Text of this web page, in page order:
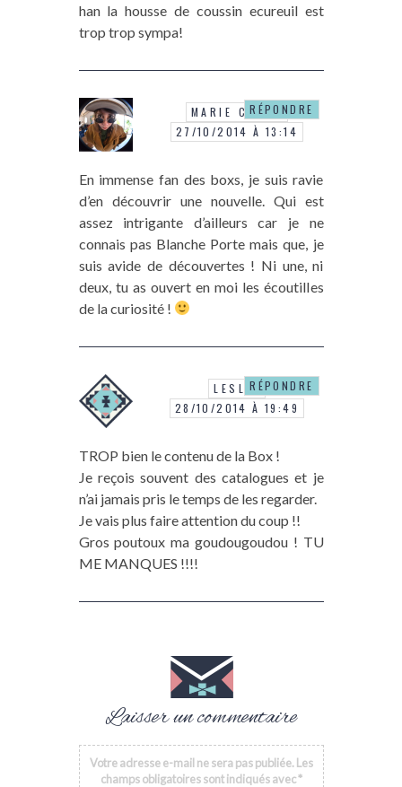
han la housse de coussin ecureuil est
trop trop sympa!
MARIE CARLA
27/10/2014 À 13:14
En immense fan des boxs, je suis ravie
d’en découvrir une nouvelle. Qui est
assez intrigante d’ailleurs car je ne
connais pas Blanche Porte mais que, je
suis avide de découvertes ! Ni une, ni
deux, tu as ouvert en moi les écoutilles
de la curiosité !
RÉPONDRE
LESLIE
28/10/2014 À 19:49
TROP bien le contenu de la Box !
Je reçois souvent des catalogues et je
n’ai jamais pris le temps de les regarder.
Je vais plus faire attention du coup !!
Gros poutoux ma goudougoudou ! TU
ME MANQUES !!!!
RÉPONDRE
Laisser un commentaire
Votre adresse e-mail ne sera pas publiée. Les
champs obligatoires sont indiqués avec*